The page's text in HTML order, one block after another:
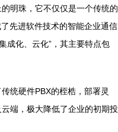
明珠，它不仅仅是一个传统的
先进软件技术的智能企业通信
成化、云化”，其主要特点包
统硬件PBX的桎梏，部署灵
端，极大降低了企业的初期投